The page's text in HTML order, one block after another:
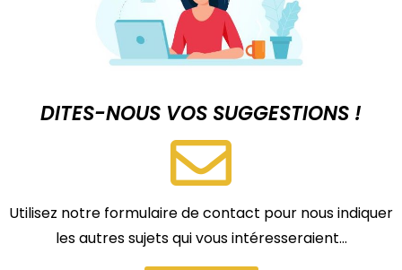
DITES-NOUS VOS SUGGESTIONS !
Utilisez notre formulaire de contact pour nous indiquer
les autres sujets qui vous intéresseraient…